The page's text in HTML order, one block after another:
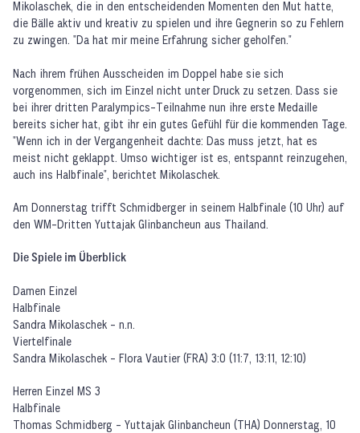
Mikolaschek, die in den entscheidenden Momenten den Mut hatte,
die Bälle aktiv und kreativ zu spielen und ihre Gegnerin so zu Fehlern
zu zwingen. "Da hat mir meine Erfahrung sicher geholfen."
Nach ihrem frühen Ausscheiden im Doppel habe sie sich
vorgenommen, sich im Einzel nicht unter Druck zu setzen. Dass sie
bei ihrer dritten Paralympics-Teilnahme nun ihre erste Medaille
bereits sicher hat, gibt ihr ein gutes Gefühl für die kommenden Tage.
"Wenn ich in der Vergangenheit dachte: Das muss jetzt, hat es
meist nicht geklappt. Umso wichtiger ist es, entspannt reinzugehen,
auch ins Halbfinale", berichtet Mikolaschek.
Am Donnerstag trifft Schmidberger in seinem Halbfinale (10 Uhr) auf
den WM-Dritten Yuttajak Glinbancheun aus Thailand.
Die Spiele im Überblick
Damen Einzel
Halbfinale
Sandra Mikolaschek - n.n.
Viertelfinale
Sandra Mikolaschek - Flora Vautier (FRA) 3:0 (11:7, 13:11, 12:10)
Herren Einzel MS 3
Halbfinale
Thomas Schmidberg - Yuttajak Glinbancheun (THA) Donnerstag, 10